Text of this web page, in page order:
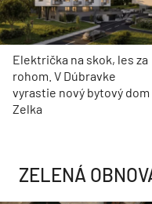
Električka na skok, les za
rohom. V Dúbravke
vyrastie nový bytový dom
Zelka
ZELENÁ